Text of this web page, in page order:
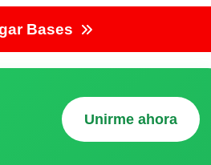
Bases
Unirme ahora